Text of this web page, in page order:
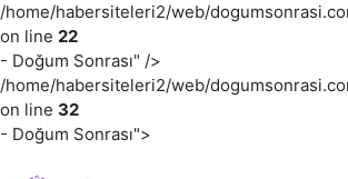
/home/habersiteleri2/web/
on line 22
- Doğum Sonrası" />
/home/habersiteleri2/web/
on line 32
- Doğum Sonrası">